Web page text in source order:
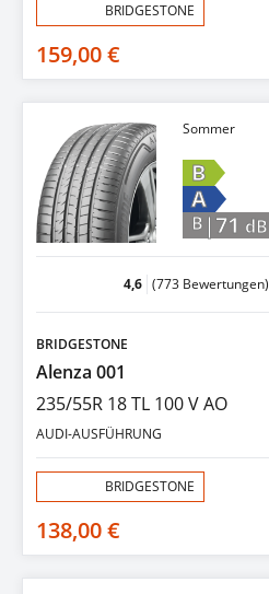
BRIDGESTONE
159,00 €
Sommer
B
A
B |71 dB
4,6 (773 Bewertungen)
BRIDGESTONE
Alenza 001
235/55R 18 TL 100 V AO
AUDI-AUSFÜHRUNG
BRIDGESTONE
138,00 €